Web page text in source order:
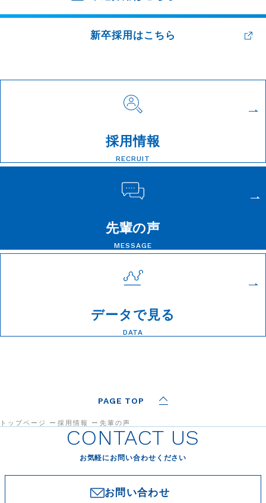
新卒採用はこちら
採用情報
RECRUIT
先輩の声
MESSAGE
データで見る
DATA
トップページ 採用情報 先輩の声
CONTACT US
お気軽にお問い合わせください
お問い合わせ
PAGE TOP